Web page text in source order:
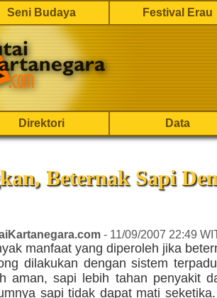
Seni Budaya Festival Erau
Direktori Data
Beternak Sapi
- 11/09/2007 22:49
manfaat yang diperoleh jika
dilakukan dengan sistem
aman, sapi lebih tahan penyakit
sapi tidak dapat mati